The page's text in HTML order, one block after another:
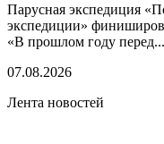
Парусная экспедиция
экспедиции»
«В прошлом году перед...
07.08.2026
Лента новостей